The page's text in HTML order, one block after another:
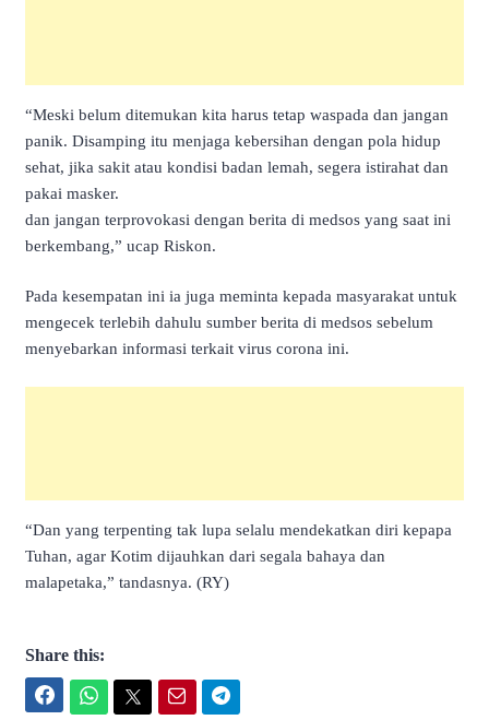
“Meski belum ditemukan kita harus tetap waspada dan jangan
panik. Disamping itu menjaga kebersihan dengan pola hidup
sehat, jika sakit atau kondisi badan lemah, segera istirahat dan
pakai masker.
dan jangan terprovokasi dengan berita di medsos yang saat ini
berkembang,” ucap Riskon.
Pada kesempatan ini ia juga meminta kepada masyarakat untuk
mengecek terlebih dahulu sumber berita di medsos sebelum
menyebarkan informasi terkait virus corona ini.
“Dan yang terpenting tak lupa selalu mendekatkan diri kepapa
Tuhan, agar Kotim dijauhkan dari segala bahaya dan
malapetaka,” tandasnya. (RY)
Share this: